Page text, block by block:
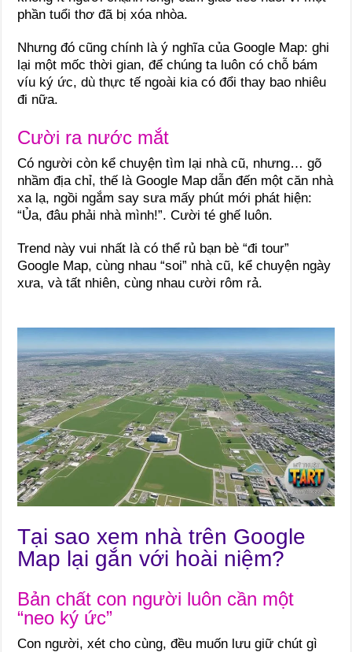
phần tuổi thơ đã bị xóa nhòa.
Nhưng đó cũng chính là ý nghĩa của Google Map: ghi
lại một mốc thời gian, để chúng ta luôn có chỗ bám
víu ký ức, dù thực tế ngoài kia có đổi thay bao nhiêu
đi nữa.
Cười ra nước mắt
Có người còn kể chuyện tìm lại nhà cũ, nhưng… gõ
nhầm địa chỉ, thế là Google Map dẫn đến một căn nhà
xa lạ, ngồi ngắm say sưa mấy phút mới phát hiện:
“Ủa, đâu phải nhà mình!”. Cười té ghế luôn.
Trend này vui nhất là có thể rủ bạn bè “đi tour”
Google Map, cùng nhau “soi” nhà cũ, kể chuyện ngày
xưa, và tất nhiên, cùng nhau cười rôm rả.
Tại sao xem nhà trên Google
Map lại gắn với hoài niệm?
Bản chất con người luôn cần một
“neo ký ức”
Con người, xét cho cùng, đều muốn lưu giữ chút gì